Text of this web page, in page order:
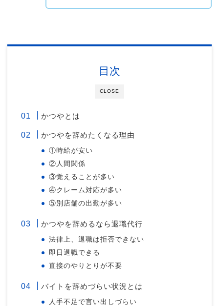
CLOSE
目次
かつやとは
かつやを辞めたくなる理由
①時給が安い
②人間関係
③覚えることが多い
④クレーム対応が多い
⑤別店舗の出勤が多い
かつやを辞めるなら退職代行
法律上、退職は拒否できない
即日退職できる
直接のやりとりが不要
バイトを辞めづらい状況とは
人手不足で言い出しづらい